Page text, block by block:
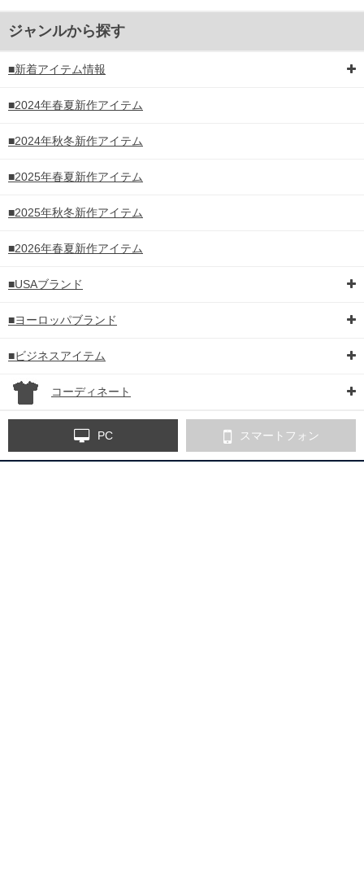
ジャンルから探す
■新着アイテム情報
■2024年春夏新作アイテム
■2024年秋冬新作アイテム
■2025年春夏新作アイテム
■2025年秋冬新作アイテム
■2026年春夏新作アイテム
■USAブランド
■ヨーロッパブランド
■ビジネスアイテム
コーディネート
PC スマートフォン